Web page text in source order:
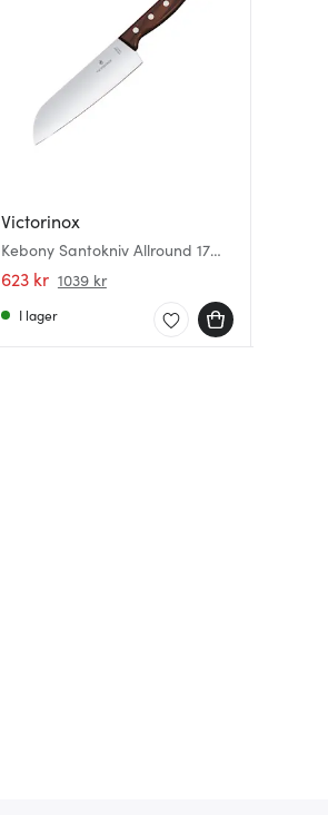
Victorinox
Kebony Santokniv Allround 17
cm
623 kr 1039 kr
I lager